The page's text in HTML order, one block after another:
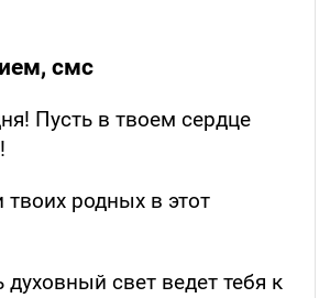
смс
Пусть в твоем сердце
твоих родных в этот
свет ведет тебя к